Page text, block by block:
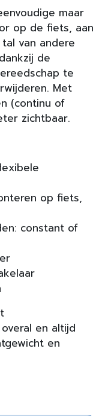
maar
op de fiets, aan
van andere
de
te
Met
(continu of
zichtbaar.
op fiets,
constant of
en altijd
en